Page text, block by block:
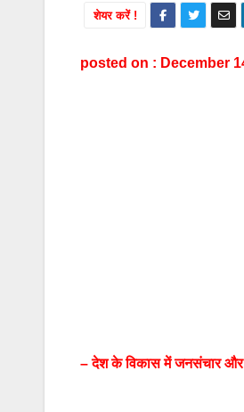
शेयर करें !
posted on : December
– देश के विकास में जनसंचार और